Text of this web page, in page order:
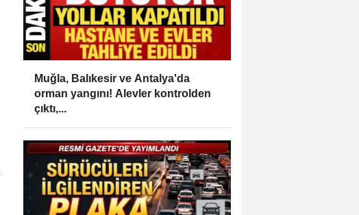
Muğla, Balıkesir ve Antalya'da
orman yangını! Alevler kontrolden
çıktı,...